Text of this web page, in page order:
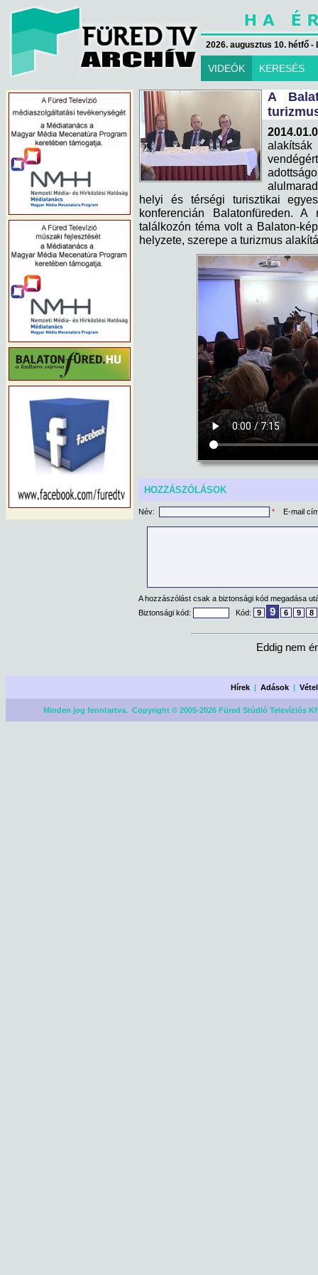
2026. augusztus 10. hétfő -
VIDEÓK KERESÉS
A
helyi és térségi turisztikai
konferencián Balatonfüreden. A
találkozón téma volt a Balaton-
helyzete, szerepe a turizmus
HOZZÁSZÓLÁSOK
Név: * E-mail
A hozzászólást csak a biztonsági kód megadása
Biztonsági kód:
Kód: 9 9 6 9 8
Eddig nem
Hírek |Adások |
Minden jog fenntartva. Copyright © 2005-2026 Füred Stúdió Televíziós